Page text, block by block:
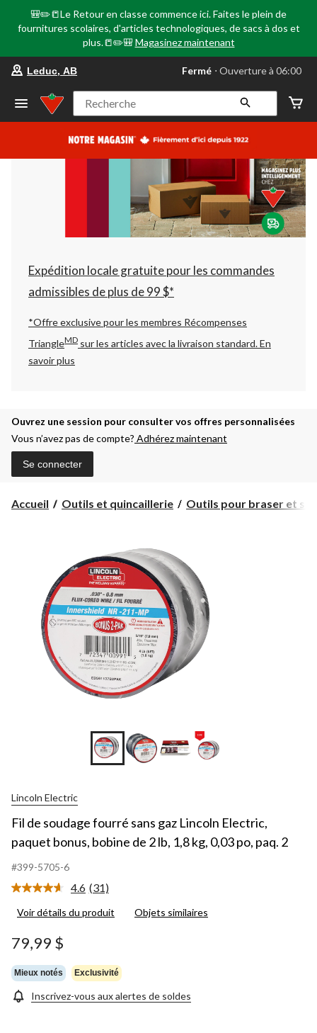
🎒✏️📒Le Retour en classe commence ici. Faites le plein de
fournitures scolaires, d'articles technologiques, de sacs à dos et
plus.📒✏️🎒 Magasinez maintenant
votre
préféré
Leduc,
AB,
courament
Ouverture
à
06:00
cliquer
pour
changer
Leduc, AB Fermé ⋅ Ouverture à 06:00
Recherche
Expédition locale gratuite pour les commandes
admissibles de plus de 99 $*
*Offre exclusive pour les membres Récompenses
TriangleMD sur les articles avec la livraison standard.En
savoir plus
Ouvrez une session pour consulter vos offres personnalisées
Vous n’avez pas de compte? Adhérez maintenant
Se connecter
Accueil Outils et quincaillerie Outils pour braser et
Lincoln Electric
Fil de soudage fourré sans gaz Lincoln Electric,
paquet bonus, bobine de 2 lb, 1,8 kg, 0,03 po, paq. 2
#399-5705-6
4.6 Lire
31
même
page.
(31)
Voir détails du produit Objets similaires
79,99 $
Mieux notés Exclusivité
Inscrivez-vous aux alertes de soldes